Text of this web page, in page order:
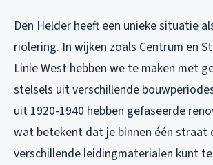
Den Helder heeft een unieke situatie
riolering. In wijken zoals Centrum en
Linie West hebben we te maken met
stelsels uit verschillende
uit 1920-1940 hebben gefaseerde
wat betekent dat je binnen één straat
verschillende leidingmaterialen kunt